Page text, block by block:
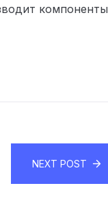
компоненты
NEXT POST